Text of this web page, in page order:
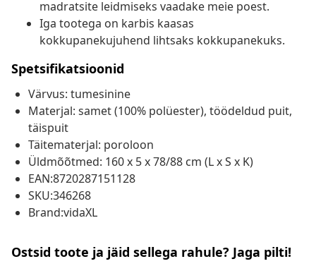
madratsite leidmiseks vaadake meie poest.
Iga tootega on karbis kaasas
kokkupanekujuhend lihtsaks kokkupanekuks.
Spetsifikatsioonid
Värvus: tumesinine
Materjal: samet (100% polüester), töödeldud puit,
täispuit
Täitematerjal: poroloon
Üldmõõtmed: 160 x 5 x 78/88 cm (L x S x K)
EAN:8720287151128
SKU:346268
Brand:vidaXL
Ostsid toote ja jäid sellega rahule? Jaga pilti!